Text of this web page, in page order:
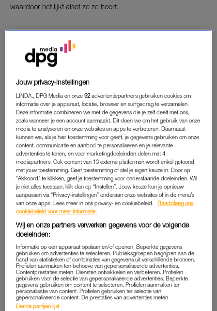
waardoor het lijkt alsof ze ze hoort.
TROMPETTIST
“De hoge en lage tonen zijn goed, dus ik kon de trompettist
goed horen”, vertelt Manon over het optreden dat net te horen
geen medeklinkers meer. Als er zometeen een zangeres gaat
zingen, hoor ik de bassen. Zingen klinkt dan als een soort nep
Engels wat kinderen zingen als ze het nog niet verstaan, dat is
wat ik hoor. Dan doe ik maar wat en mompel ik wat mee.”
De zanger van BLØF is ook te gast bij Matthijs, de band
bestaat 30 jaar. “Liefs uit Londen,dat weet ik nog”, lacht
Manon. Ze vertelt hoe ze daarna is gaan luisteren.
“Bijvoorbeeld metHarder dan ik hebben kan,dan zie ik de
titel en dan versta ik het. Althans dat denk ik, dat is helemaal
niet zo, maar omdat ik weet dat je dat zingt, hoor ik het ook.
Dat wordt allemaal keurig aangevuld door mijn geheugen.”
ENIGE TER WERELD
“Vroeger luisterde ik ook wel het tafeltje naast me af, om te
horen of ze ruzie hadden en waarover dan. Nu dicht ik ze
allerlei dialogen toe, ik ben schrijver, dus daar kom ik prima
uit.” Matthijs vindt dat Manon er vrij lichtvoetig mee omgaat.
“Je keert het bijna in je voordeel”, zegt hij. “Dit geloof je niet”,
Jouw privacy-instellingen
LINDA., DPG Media en onze92 advertentiepartners gebruiken cookies om
informatie over je apparaat, locatie, browser en surfgedrag te verzamelen.
Deze informatie combineren we met de gegevens die je zelf deelt met ons,
zoals wanneer je een account aanmaakt. Dit doen we om het gebruik van onze
media te analyseren en onze websites en apps te verbeteren. Daarnaast
kunnen we, als je hier toestemming voor geeft, je gegevens gebruiken om onze
content, communicatie en aanbod te personaliseren en je relevante
advertenties te tonen, en voor marketingdoeleinden delen met 4
mediapartners. Ook content van 13 externe platformen wordt enkel getoond
met jouw toestemming. Geef toestemming of stel je eigen keuze in. Door op
"Akkoord" te klikken, geef je toestemming voor onderstaande doeleinden. Wil
je niet alles toestaan, klik dan op “Instellen”. Jouw keuze kun je opnieuw
aanpassen via “Privacy-instellingen” onderaan onze websites of in de menu’s
van onze apps. Lees meer in ons privacy- en cookiebeleid.
Raadpleeg ons
cookiebeleid voor meer informatie.
Wij en onze partners verwerken gegevens voor de volgende
doeleinden:
Informatie op een apparaat opslaan en/of openen. Beperkte gegevens
gebruiken om advertenties te selecteren. Publieksgroepen begrijpen aan de
hand van statistieken of combinaties van gegevens uit verschillende bronnen.
Profielen aanmaken ten behoeve van gepersonaliseerde advertenties.
Contentprestaties meten. Diensten ontwikkelen en verbeteren. Profielen
gebruiken voor de selectie van gepersonaliseerde advertenties. Beperkte
gegevens gebruiken om content te selecteren. Profielen aanmaken ter
personalisatie van content. Profielen gebruiken ter selectie van
gepersonaliseerde content. De prestaties van advertenties meten.
Derde partijen lijst